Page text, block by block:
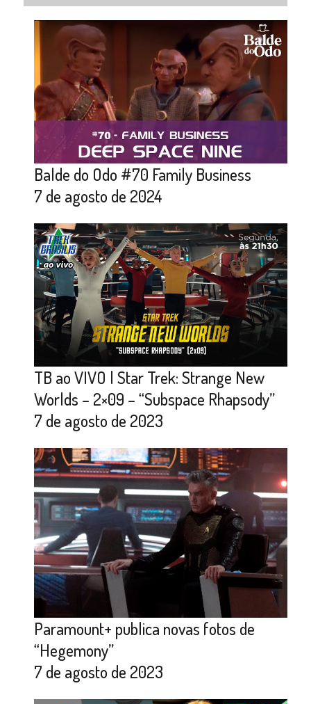
Balde do Odo #70 Family Business
7 de agosto de 2024
TB ao VIVO | Star Trek: Strange New
Worlds – 2×09 – “Subspace Rhapsody”
7 de agosto de 2023
Paramount+ publica novas fotos de
“Hegemony”
7 de agosto de 2023